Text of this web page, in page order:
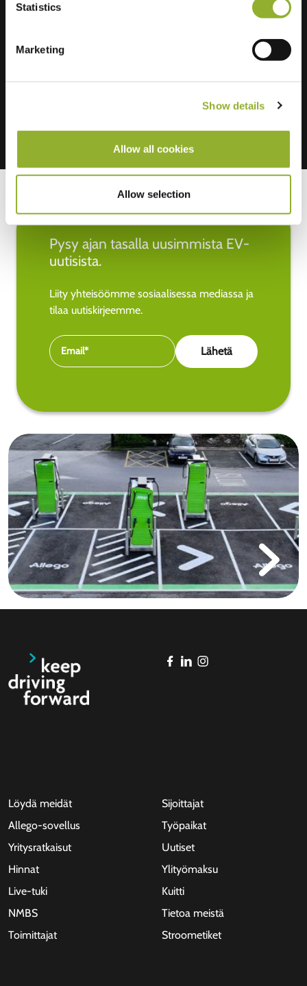
Statistics
Marketing
Show details
Allow all cookies
Allow selection
Lisätietoja
Pysy ajan tasalla uusimmista EV-
uutisista.
Liity yhteisöömme sosiaalisessa mediassa ja
tilaa uutiskirjeemme.
Löydä meidät
Allego-sovellus
Yritysratkaisut
Hinnat
Live-tuki
NMBS
Toimittajat
Sijoittajat
Työpaikat
Uutiset
Ylityömaksu
Kuitti
Tietoa meistä
Stroometiket